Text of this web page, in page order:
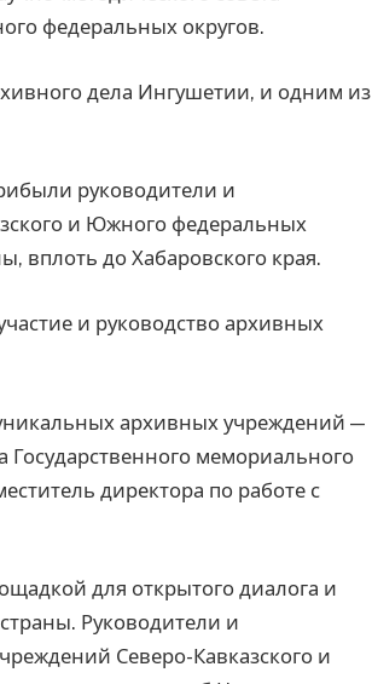
федеральных округов.
дела Ингушетии, и одним из
руководители и
и Южного федеральных
вплоть до Хабаровского края.
и руководство архивных
архивных учреждений —
мемориального
директора по работе с
для открытого диалога и
Руководители и
Северо-Кавказского и